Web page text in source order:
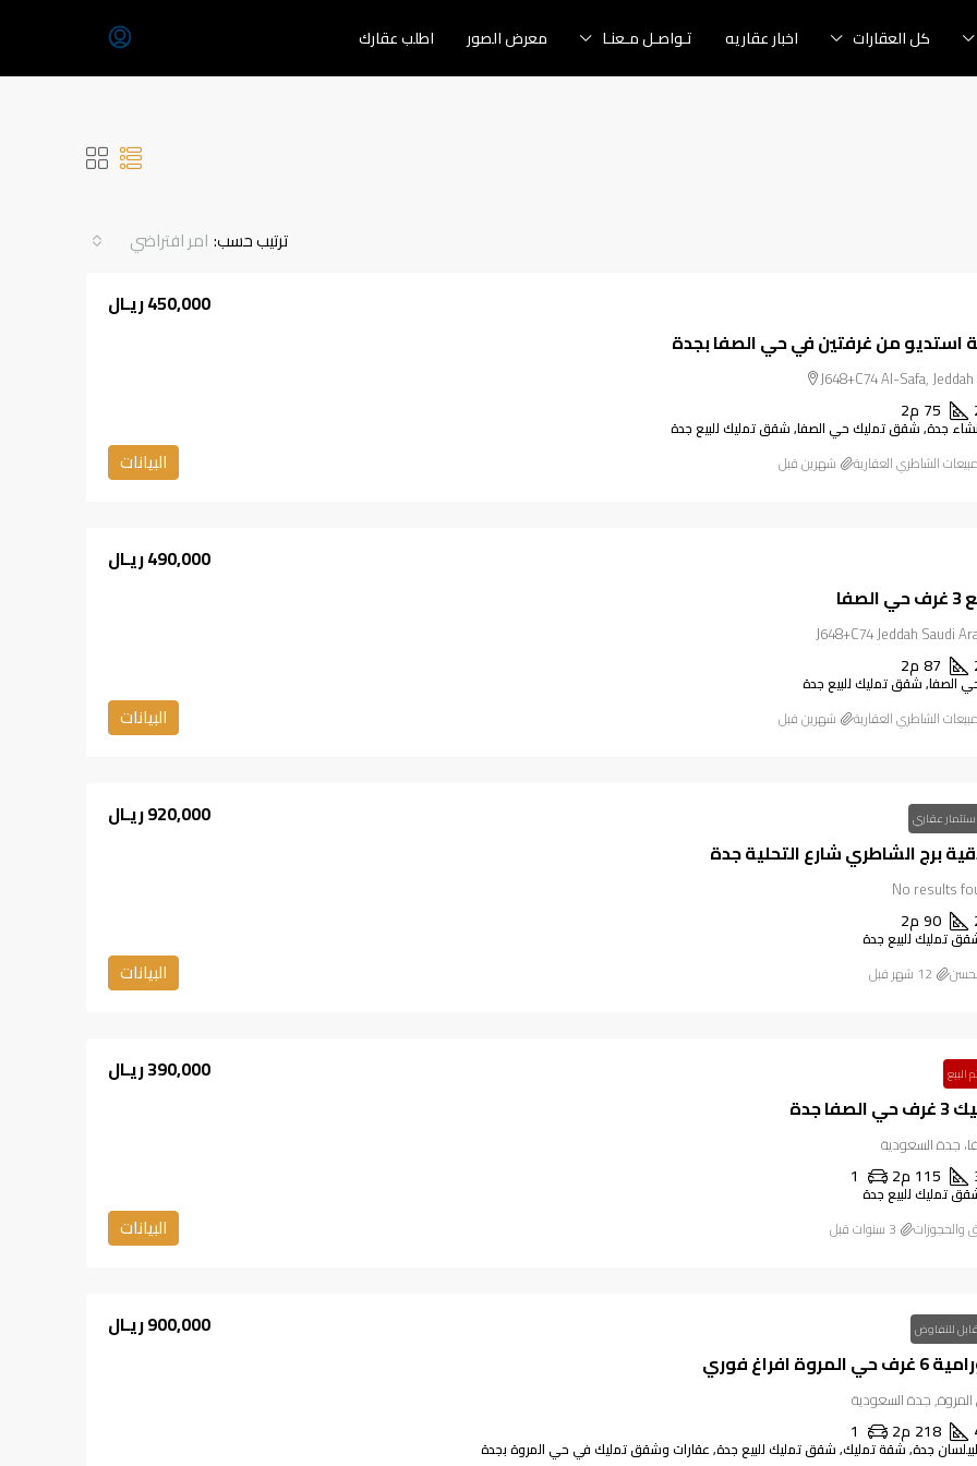
كل العقارات اخبار عقاريه تـواصـل مـعنـا معرض الصور اطلب عقارك
ترتيب حسب: امر افتراضي
من غرفتين في حي الصفا بجدة
450,000 ريـال
J648+C74 Al-Safa,
75 م2
جدة, شقق تمليك حي الصفا, شقق تمليك للبيع جدة
البيانات الشاطري العقارية ‏شهرين قبل
490,000 ريـال
87م2
الصفا, شقق تمليك للبيع جدة
البيانات الشاطري العقارية ‏شهرين قبل
عقاري
برج الشاطري شارع التحلية جدة
920,000 ريـال
90م2
تمليك للبيع جدة
البيانات
البيع
جدة
390,000 ريـال
جدة السعودية
115 م2 1
تمليك للبيع جدة
البيانات والحجوزات
للتفاوض
افراغ فوري
900,000 ريـال
جدة السعودية
218 م2 1
جدة, شقة تمليك, شقق تمليك للبيع جدة, عقارات وشقق تمليك في حي المروة بجدة